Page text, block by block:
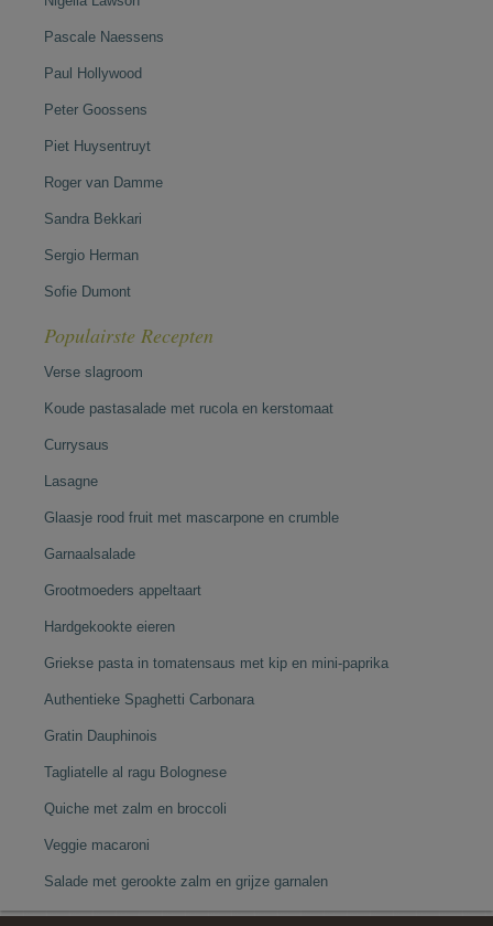
Pascale Naessens
Paul Hollywood
Peter Goossens
Piet Huysentruyt
Roger van Damme
Sandra Bekkari
Sergio Herman
Sofie Dumont
Populairste Recepten
Verse slagroom
Koude pastasalade met rucola en kerstomaat
Currysaus
Lasagne
Glaasje rood fruit met mascarpone en crumble
Garnaalsalade
Grootmoeders appeltaart
Hardgekookte eieren
Griekse pasta in tomatensaus met kip en mini-paprika
Authentieke Spaghetti Carbonara
Gratin Dauphinois
Tagliatelle al ragu Bolognese
Quiche met zalm en broccoli
Veggie macaroni
Salade met gerookte zalm en grijze garnalen